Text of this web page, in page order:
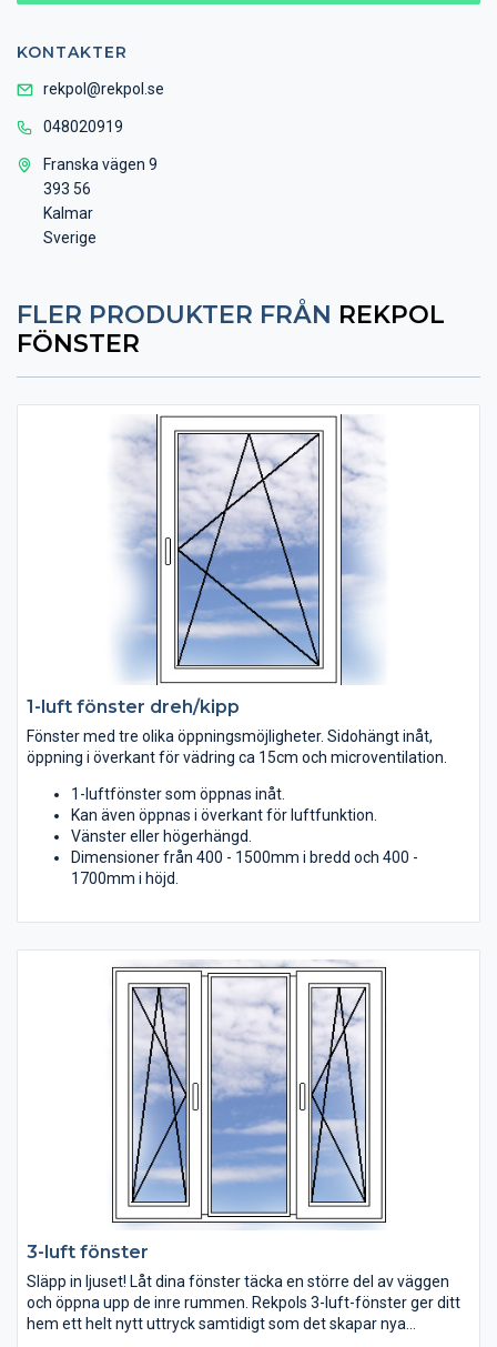
KONTAKTER
rekpol@rekpol.se
048020919
Franska vägen 9
393 56
Kalmar
Sverige
FLER PRODUKTER FRÅN REKPOL
FÖNSTER
1-luft fönster dreh/kipp
Fönster med tre olika öppningsmöjligheter. Sidohängt inåt,
öppning i överkant för vädring ca 15cm och microventilation.
1-luftfönster som öppnas inåt.
Kan även öppnas i överkant för luftfunktion.
Vänster eller högerhängd.
Dimensioner från 400 - 1500mm i bredd och 400 -
1700mm i höjd.
3-luft fönster
Släpp in ljuset! Låt dina fönster täcka en större del av väggen
och öppna upp de inre rummen. Rekpols 3-luft-fönster ger ditt
hem ett helt nytt uttryck samtidigt som det skapar nya